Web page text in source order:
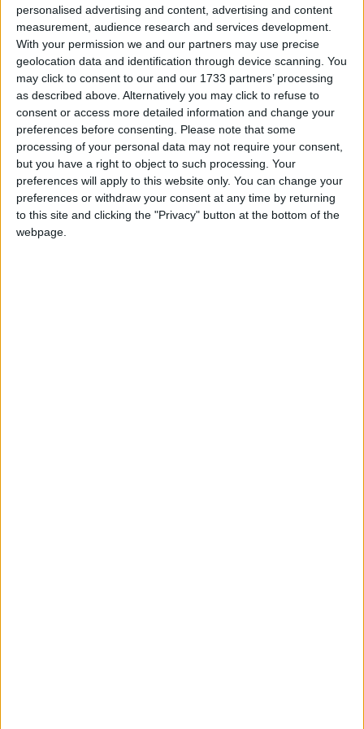
personalised advertising and content, advertising and content
measurement, audience research and services development.
With your permission we and our partners may use precise
geolocation data and identification through device scanning. You
may click to consent to our and our 1733 partners’ processing
as described above. Alternatively you may click to refuse to
consent or access more detailed information and change your
preferences before consenting.
Please note that some
processing of your personal data may not require your consent,
but you have a right to object to such processing. Your
preferences will apply to this website only. You can change your
preferences or withdraw your consent at any time by returning
to this site and clicking the "Privacy" button at the bottom of the
webpage.
I què us resta per fer?
-Miquel Nadal i la resta de l’equip d’advocats són
partidaris de presentar una querella criminal per
prevaricació contra els magistrats que van decidir
sobre el cas. Personalment, també hi estic d’acord. Si la
mateixa llei orgànica del poder judicial determina que
un magistrat no pot participar en una deliberació si té
una relació laboral o professional amb una de les parts
litigants, és evident que en el meu cas no podien fer-ho.
És clar que no he tingut un judici imparcial i tampoc no
he rebut un tracte normal per part del Consell General